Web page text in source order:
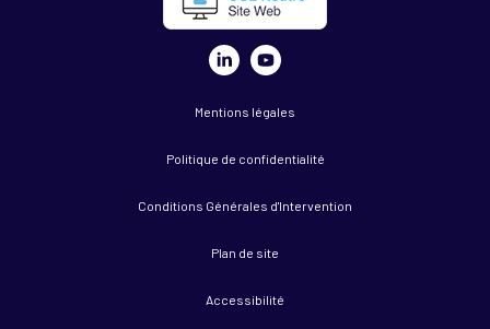
Mentions légales
Politique de confidentialité
Conditions Générales d'Intervention
Plan de site
Accessibilité